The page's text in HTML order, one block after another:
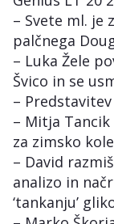
– Svete ml. je
palčnega
– Luka Žele
Švico in se
–
– Mitja
za zimsko
– David
analizo in
‘tankanju’